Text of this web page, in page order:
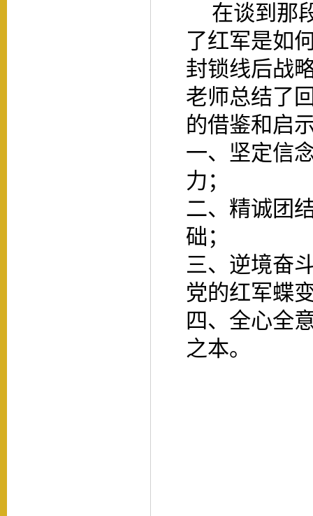
在谈到那
了红军是如
封锁线后战
老师总结了
的借鉴和启
一、坚定信
力；
二、精诚团
础；
三、逆境奋
党的红军蝶
四、全心全
之本。